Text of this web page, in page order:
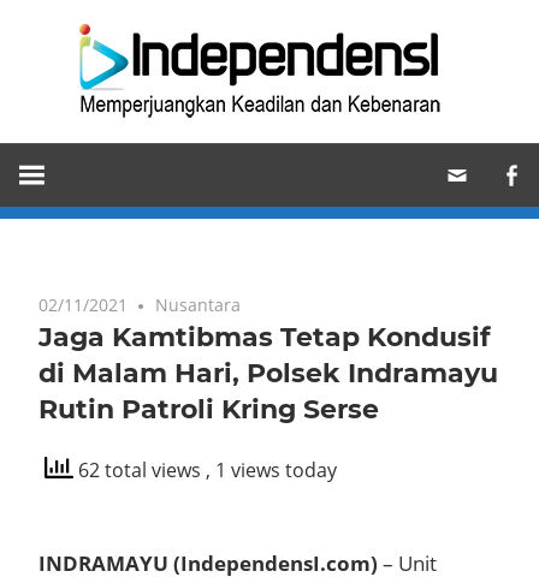
Memperjuangkan
Keadilan
dan
02/11/2021 Nusantara
Jaga Kamtibmas Tetap Kondusif
di Malam Hari, Polsek Indramayu
Rutin Patroli Kring Serse
62 total views , 1 views today
INDRAMAYU (IndependensI.com) – Unit